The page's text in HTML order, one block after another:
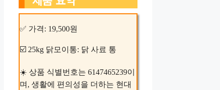
✅ 가격: 19,500원
☑️ 25kg 닭모이통: 닭 사료 통
☀️ 상품 식별번호는 6147465239이
며, 생활에 편의성을 더하는 현대